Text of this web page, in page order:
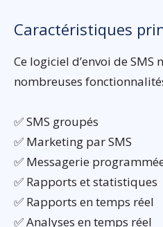
Caractéristiques
Ce logiciel d’envoi de
nombreuses
✅ SMS groupés
✅ Marketing par SMS
✅ Messagerie
✅ Rapports et statistiques
✅ Rapports en temps réel
✅ Analyses en temps réel